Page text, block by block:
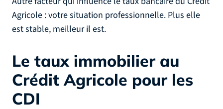
Agricole : votre situation professionnelle. Plus elle
est stable, meilleur il est.
Le taux immobilier au
Crédit Agricole pour les
CDI